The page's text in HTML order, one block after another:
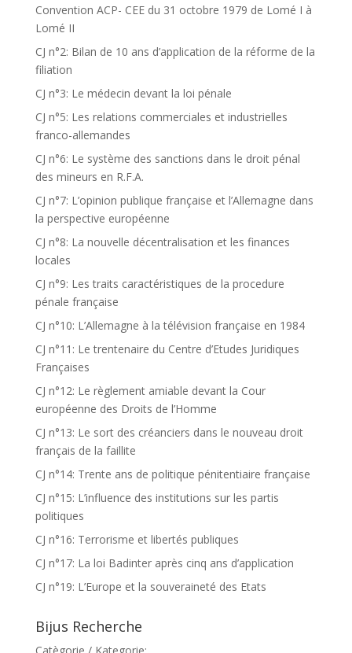
Convention ACP- CEE du 31 octobre 1979 de Lomé I à
Lomé II
CJ n°2: Bilan de 10 ans d’application de la réforme de la
filiation
CJ n°3: Le médecin devant la loi pénale
CJ n°5: Les relations commerciales et industrielles
franco-allemandes
CJ n°6: Le système des sanctions dans le droit pénal
des mineurs en R.F.A.
CJ n°7: L’opinion publique française et l’Allemagne dans
la perspective européenne
CJ n°8: La nouvelle décentralisation et les finances
locales
CJ n°9: Les traits caractéristiques de la procedure
pénale française
CJ n°10: L’Allemagne à la télévision française en 1984
CJ n°11: Le trentenaire du Centre d’Etudes Juridiques
Françaises
CJ n°12: Le règlement amiable devant la Cour
européenne des Droits de l’Homme
CJ n°13: Le sort des créanciers dans le nouveau droit
français de la faillite
CJ n°14: Trente ans de politique pénitentiaire française
CJ n°15: L’influence des institutions sur les partis
politiques
CJ n°16: Terrorisme et libertés publiques
CJ n°17: La loi Badinter après cinq ans d’application
CJ n°19: L’Europe et la souveraineté des Etats
Bijus Recherche